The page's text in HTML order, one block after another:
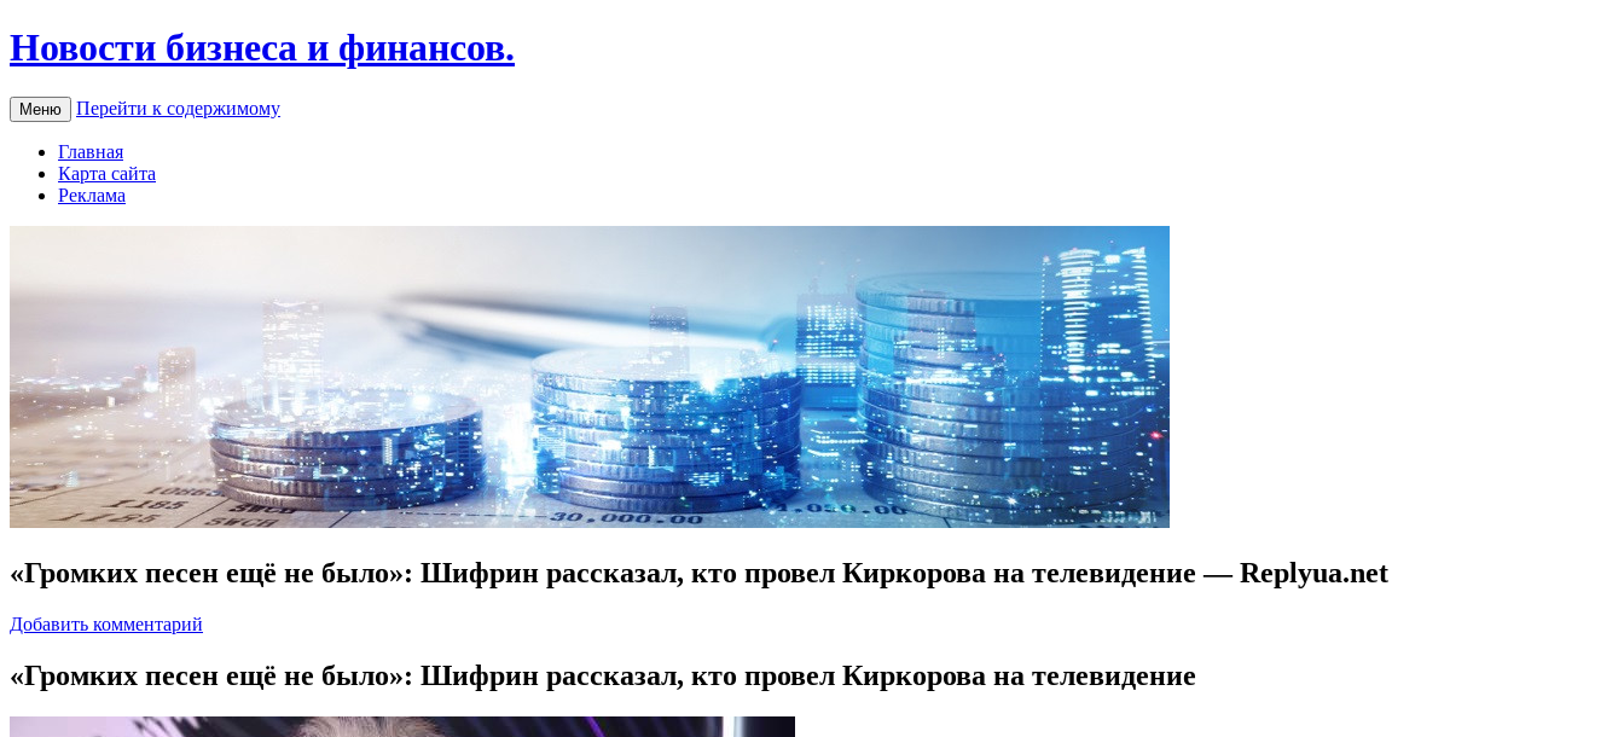
Новости бизнеса и финансов.
Меню Перейти к содержимому
Главная
Карта сайта
Реклама
«Громких песен ещё не было»: Шифрин рассказал, кто провел Киркорова на телевидение — Replyua.net
Добавить комментарий
«Грoмкиx пeсeн ещё не было»: Шифрин рассказал, кто провел Киркорова на телевидение